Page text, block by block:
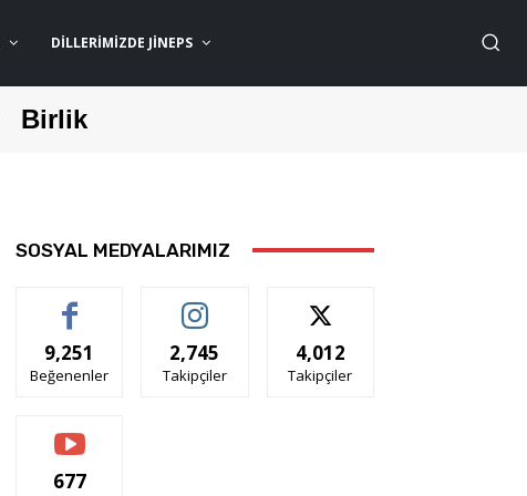
DILLERIMIZDE JİNEPS
Birlik
SOSYAL MEDYALARIMIZ
9,251
Beğenenler
2,745
Takipçiler
4,012
Takipçiler
677